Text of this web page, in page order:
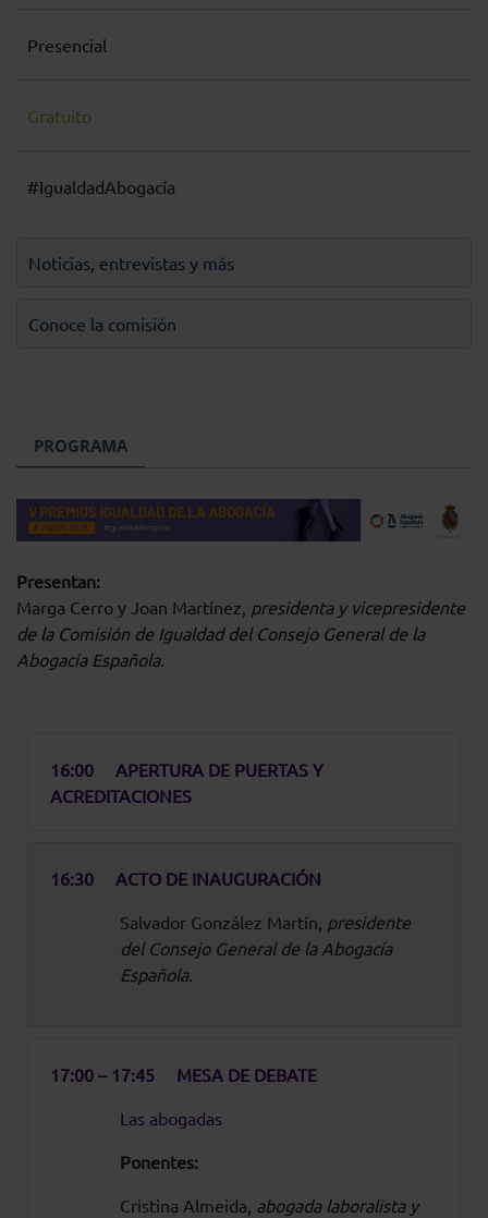
Presencial
Gratuito
#IgualdadAbogacía
Noticias, entrevistas y más
Conoce la comisión
PROGRAMA
Presentan:
Marga Cerro y Joan Martínez, presidenta y vicepresidente
de la Comisión de Igualdad del Consejo General de la
Abogacía Española.
16:00
APERTURA DE PUERTAS Y
ACREDITACIONES
16:30
ACTO DE INAUGURACIÓN
Salvador González Martín, presidente
del Consejo General de la Abogacía
Española.
17:00 – 17:45
MESA DE DEBATE
Las abogadas
Ponentes:
Cristina Almeida, abogada laboralista y